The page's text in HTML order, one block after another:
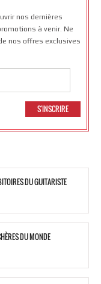
nos dernières
à venir. Ne
nos offres exclusives
DU GUITARISTE
DU MONDE